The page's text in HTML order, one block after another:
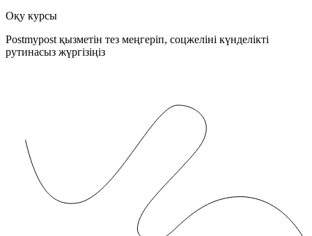
Оқу курсы
Postmypost қызметін тез меңгеріп, соцжеліні күнделікті
рутинасыз жүргізіңіз